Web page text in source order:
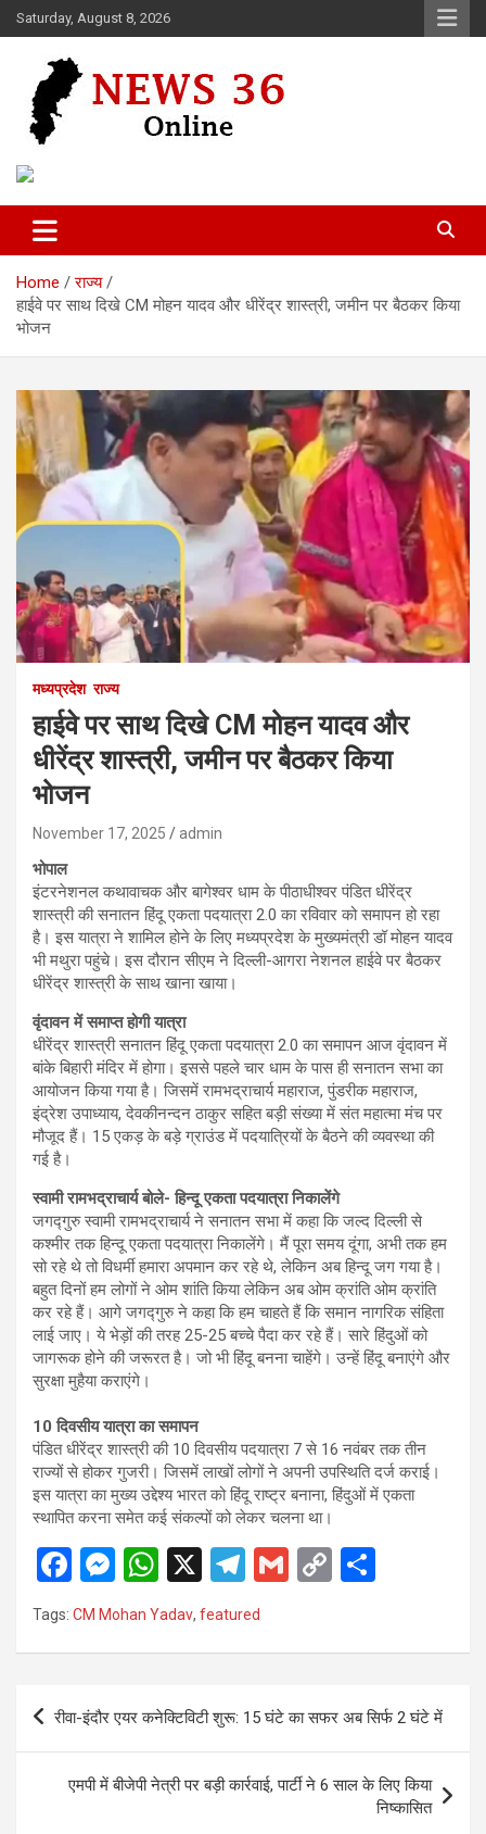
Skip
to
Saturday, August 8, 2026
News 36
Home
राज्य
हाईवे पर साथ दिखे CM मोहन यादव और धीरेंद्र शास्त्री, जमीन पर बैठकर किया
भोजन
मध्यप्रदेश राज्य
हाईवे पर साथ दिखे CM मोहन यादव और
धीरेंद्र शास्त्री, जमीन पर बैठकर किया
भोजन
November 17, 2025 admin
भोपाल
इंटरनेशनल कथावाचक और बागेश्वर धाम के पीठाधीश्वर पंडित धीरेंद्र
शास्त्री की सनातन हिंदू एकता पदयात्रा 2.0 का रविवार को समापन हो रहा
है। इस यात्रा ने शामिल होने के लिए मध्यप्रदेश के मुख्यमंत्री डॉ मोहन यादव
भी मथुरा पहुंचे। इस दौरान सीएम ने दिल्ली-आगरा नेशनल हाईवे पर बैठकर
धीरेंद्र शास्त्री के साथ खाना खाया।
वृंदावन में समाप्त होगी यात्रा
धीरेंद्र शास्त्री सनातन हिंदू एकता पदयात्रा 2.0 का समापन आज वृंदावन में
बांके बिहारी मंदिर में होगा। इससे पहले चार धाम के पास ही सनातन सभा का
आयोजन किया गया है। जिसमें रामभद्राचार्य महाराज, पुंडरीक महाराज,
इंद्रेश उपाध्याय, देवकीनन्दन ठाकुर सहित बड़ी संख्या में संत महात्मा मंच पर
मौजूद हैं। 15 एकड़ के बड़े ग्राउंड में पदयात्रियों के बैठने की व्यवस्था की
गई है।
स्वामी रामभद्राचार्य बोले- हिन्दू एकता पदयात्रा निकालेंगे
जगद्गुरु स्वामी रामभद्राचार्य ने सनातन सभा में कहा कि जल्द दिल्ली से
कश्मीर तक हिन्दू एकता पदयात्रा निकालेंगे। मैं पूरा समय दूंगा, अभी तक हम
सो रहे थे तो विधर्मी हमारा अपमान कर रहे थे, लेकिन अब हिन्दू जग गया है।
बहुत दिनों हम लोगों ने ओम शांति किया लेकिन अब ओम क्रांति ओम क्रांति
कर रहे हैं। आगे जगद्गुरु ने कहा कि हम चाहते हैं कि समान नागरिक संहिता
लाई जाए। ये भेड़ों की तरह 25-25 बच्चे पैदा कर रहे हैं। सारे हिंदुओं को
जागरूक होने की जरूरत है। जो भी हिंदू बनना चाहेंगे। उन्हें हिंदू बनाएंगे और
सुरक्षा मुहैया कराएंगे।
10 दिवसीय यात्रा का समापन
पंडित धीरेंद्र शास्त्री की 10 दिवसीय पदयात्रा 7 से 16 नवंबर तक तीन
राज्यों से होकर गुजरी। जिसमें लाखों लोगों ने अपनी उपस्थिति दर्ज कराई।
इस यात्रा का मुख्य उद्देश्य भारत को हिंदू राष्ट्र बनाना, हिंदुओं में एकता
स्थापित करना समेत कई संकल्पों को लेकर चलना था।
F
a
ce
o
o
k
M
es
se
g
er
W
h
at
A
p
X
T
el
e
a
G
C
n
Tags: CM Mohan Yadav, featured
Post
navigation
रीवा-इंदौर एयर कनेक्टिविटी शुरू: 15 घंटे का सफर अब सिर्फ 2 घंटे में
एमपी में बीजेपी नेत्री पर बड़ी कार्रवाई, पार्टी ने 6 साल के लिए किया
निष्कासित